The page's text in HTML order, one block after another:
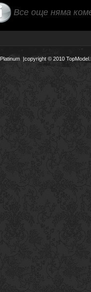
Все още няма
Platinum |copyright © 2010